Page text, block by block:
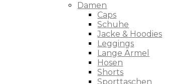
Damen
Caps
Schuhe
Jacke & Hoodies
Leggings
Lange Ärmel
Hosen
Shorts
Sporttaschen